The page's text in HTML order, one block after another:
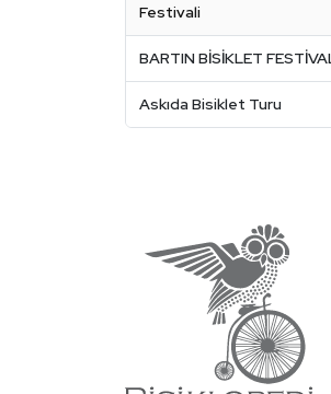
Festivali
BARTIN BİSİKLET
Askıda Bisiklet Turu